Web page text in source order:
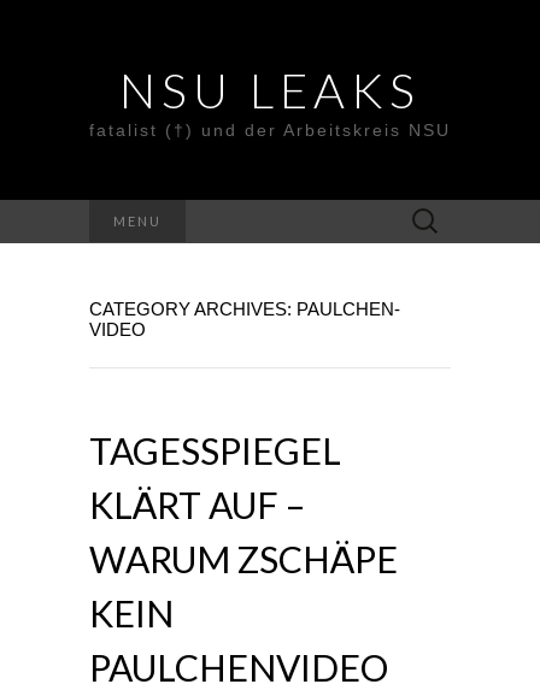
NSU LEAKS
fatalist (†) und der Arbeitskreis NSU
MENU
Suche
nach:
CATEGORY ARCHIVES: PAULCHEN-
VIDEO
TAGESSPIEGEL
KLÄRT AUF –
WARUM ZSCHÄPE
KEIN
PAULCHENVIDEO